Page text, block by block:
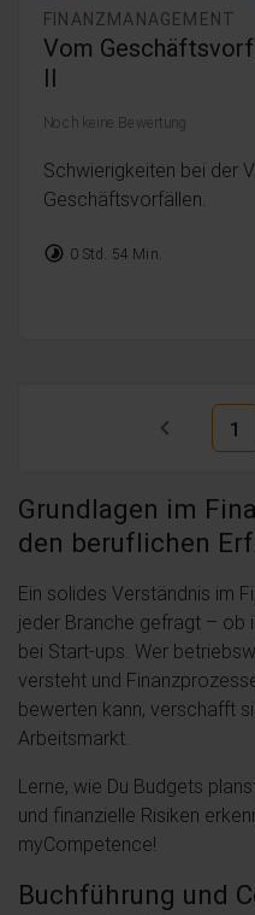
FINANZMANAGEMENT
Vom
II
Noch keine Bewertung
Schwierigkeiten bei der
Geschäftsvorfällen.
timelapse 0 Std. 54 Min.
1
Grundlagen im
den beruflichen
Ein solides Verständnis im
jeder Branche gefragt – ob
bei Start-ups. Wer
versteht und
bewerten kann, verschafft
Arbeitsmarkt.
Lerne, wie Du Budgets
und finanzielle Risiken
myCompetence!
Buchführung und